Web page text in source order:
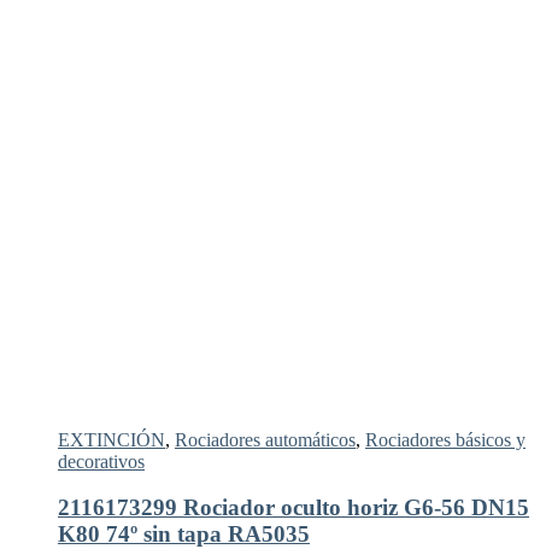
EXTINCIÓN, Rociadores automáticos, Rociadores básicos y
decorativos
2116173299 Rociador oculto horiz G6-56 DN15
K80 74º sin tapa RA5035